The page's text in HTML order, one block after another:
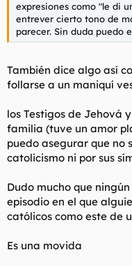
expresiones como "le di
entrever cierto tono de
parecer. Sin duda puedo
También dice algo así
follarse a un maniquí
los Testigos de Jehová
familia (tuve un amor
puedo asegurar que no
catolicismo ni por sus
Dudo mucho que
episodio en el que
católicos como este de
Es una movida